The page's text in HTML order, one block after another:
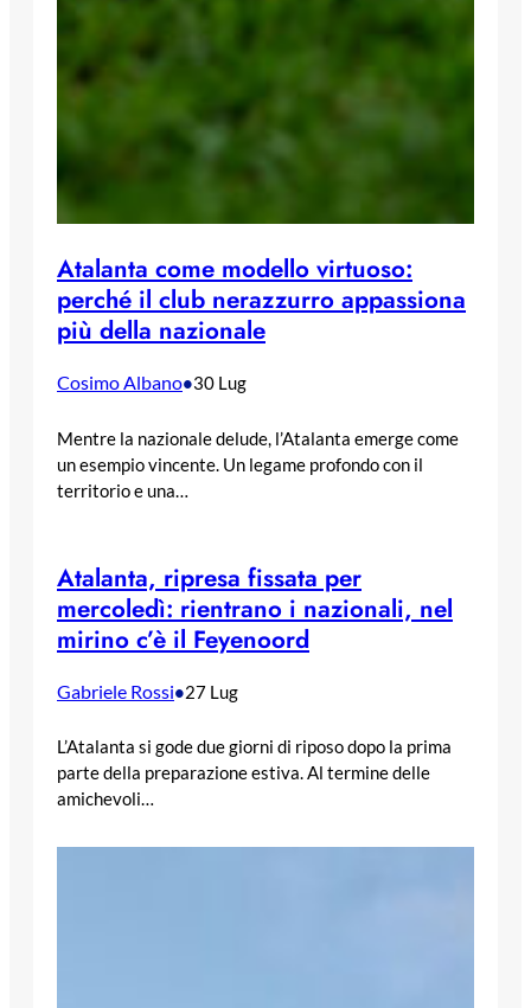
Atalanta come modello virtuoso:
perché il club nerazzurro appassiona
più della nazionale
Cosimo Albano•30 Lug
Mentre la nazionale delude, l’Atalanta emerge come
un esempio vincente. Un legame profondo con il
territorio e una…
Atalanta, ripresa fissata per
mercoledì: rientrano i nazionali, nel
mirino c’è il Feyenoord
Gabriele Rossi•27 Lug
L’Atalanta si gode due giorni di riposo dopo la prima
parte della preparazione estiva. Al termine delle
amichevoli…